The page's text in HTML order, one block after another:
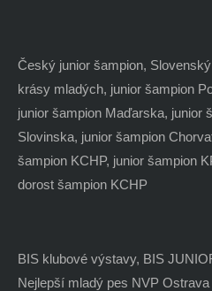
Český junior šampion,
krásy mladých, junior šampion
junior šampion Maďarska, junior
Slovinska, junior šampion
šampion KCHP, junior šampion
dorost šampion KCHP
BIS klubové výstavy, BIS
Nejlepší mladý pes NVP Ostrava